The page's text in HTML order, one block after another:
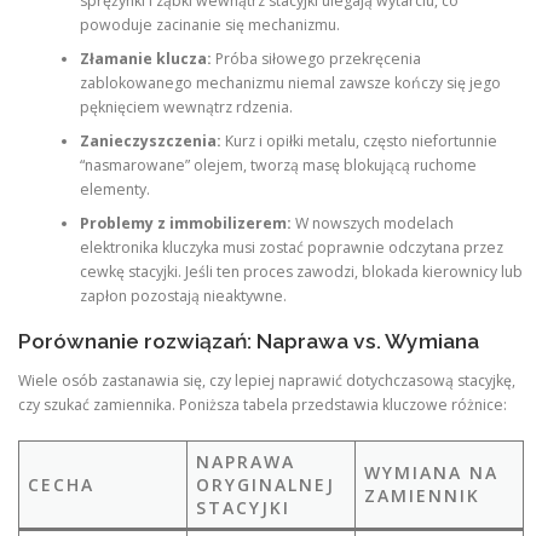
powoduje zacinanie się mechanizmu.
Złamanie klucza: Próba siłowego przekręcenia
zablokowanego mechanizmu niemal zawsze kończy się jego
pęknięciem wewnątrz rdzenia.
Zanieczyszczenia: Kurz i opiłki metalu, często niefortunnie
“nasmarowane” olejem, tworzą masę blokującą ruchome
elementy.
Problemy z immobilizerem: W nowszych modelach
elektronika kluczyka musi zostać poprawnie odczytana przez
cewkę stacyjki. Jeśli ten proces zawodzi, blokada kierownicy lub
zapłon pozostają nieaktywne.
Porównanie rozwiązań: Naprawa vs. Wymiana
Wiele osób zastanawia się, czy lepiej naprawić dotychczasową stacyjkę,
czy szukać zamiennika. Poniższa tabela przedstawia kluczowe różnice:
CECHA
NAPRAWA
ORYGINALNEJ
STACYJKI
WYMIANA NA
ZAMIENNIK